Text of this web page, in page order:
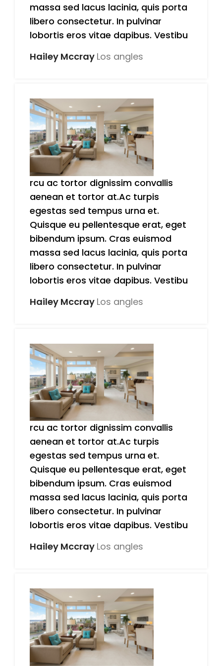
massa sed lacus lacinia, quis porta
libero consectetur. In pulvinar
lobortis eros vitae dapibus. Vestibu
Hailey Mccray Los angles
rcu ac tortor dignissim convallis
aenean et tortor at.Ac turpis
egestas sed tempus urna et.
Quisque eu pellentesque erat, eget
bibendum ipsum. Cras euismod
massa sed lacus lacinia, quis porta
libero consectetur. In pulvinar
lobortis eros vitae dapibus. Vestibu
Hailey Mccray Los angles
rcu ac tortor dignissim convallis
aenean et tortor at.Ac turpis
egestas sed tempus urna et.
Quisque eu pellentesque erat, eget
bibendum ipsum. Cras euismod
massa sed lacus lacinia, quis porta
libero consectetur. In pulvinar
lobortis eros vitae dapibus. Vestibu
Hailey Mccray Los angles